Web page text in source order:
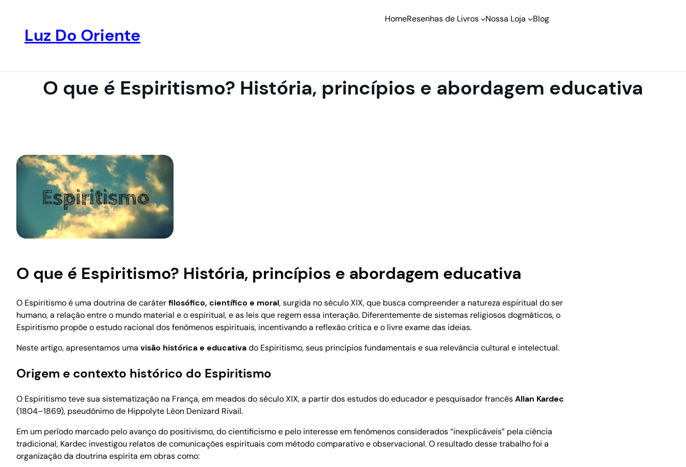
Luz Do Oriente
HomeResenhas de Livros Nossa Loja Blog
O que é Espiritismo? História, princípios e abordagem educativa
O que é Espiritismo? História, princípios e abordagem educativa
O Espiritismo é uma doutrina de caráterfilosófico, científico e moral, surgida no século XIX, que busca compreender a natureza espiritual do ser
humano, a relação entre o mundo material e o espiritual, e as leis que regem essa interação. Diferentemente de sistemas religiosos dogmáticos, o
Espiritismo propõe o estudo racional dos fenômenos espirituais, incentivando a reflexão crítica e o livre exame das ideias.
Neste artigo, apresentamos uma visão histórica e educativado Espiritismo, seus princípios fundamentais e sua relevância cultural e intelectual.
Origem e contexto histórico do Espiritismo
O Espiritismo teve sua sistematização na França, em meados do século XIX, a partir dos estudos do educador e pesquisador francêsAllan Kardec
(1804–1869), pseudônimo de Hippolyte Léon Denizard Rivail.
Em um período marcado pelo avanço do positivismo, do cientificismo e pelo interesse em fenômenos considerados “inexplicáveis” pela ciência
tradicional, Kardec investigou relatos de comunicações espirituais com método comparativo e observacional. O resultado desse trabalho foi a
organização da doutrina espírita em obras como: